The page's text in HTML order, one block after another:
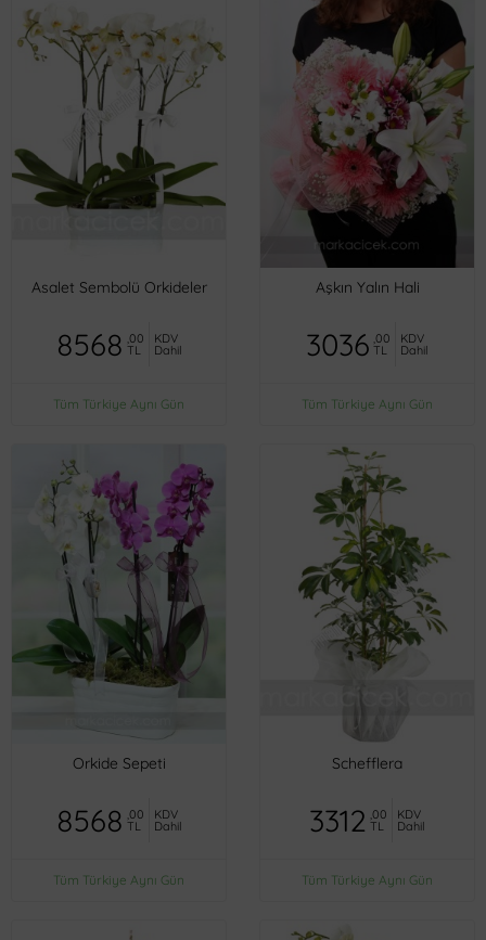
Asalet Sembolü Orkideler
8568 ,00
TL
KDV
Dahil
Tüm Türkiye Aynı Gün
Aşkın Yalın Hali
3036 ,00
TL
KDV
Dahil
Tüm Türkiye Aynı Gün
Orkide Sepeti
8568 ,00
TL
KDV
Dahil
Tüm Türkiye Aynı Gün
Schefflera
3312 ,00
TL
KDV
Dahil
Tüm Türkiye Aynı Gün